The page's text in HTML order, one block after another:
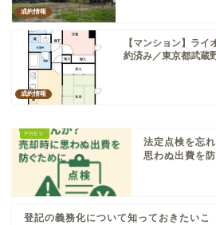
成約情報
成約情報
【マンション】ラ
約済み／東京都武蔵
法定点検を忘
思わぬ出費を
登記の義務化について知っておきたいこ